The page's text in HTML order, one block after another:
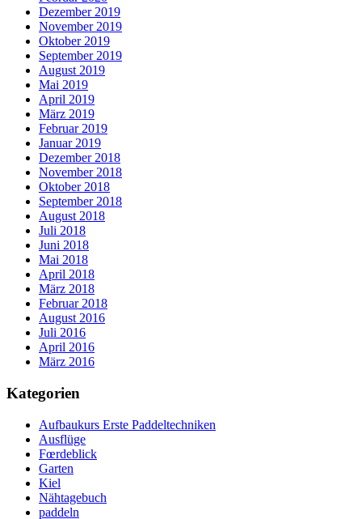
Dezember 2019
November 2019
Oktober 2019
September 2019
August 2019
Mai 2019
April 2019
März 2019
Februar 2019
Januar 2019
Dezember 2018
November 2018
Oktober 2018
September 2018
August 2018
Juli 2018
Juni 2018
Mai 2018
April 2018
März 2018
Februar 2018
August 2016
Juli 2016
April 2016
März 2016
Kategorien
Aufbaukurs Erste Paddeltechniken
Ausflüge
Fœrdeblick
Garten
Kiel
Nähtagebuch
paddeln